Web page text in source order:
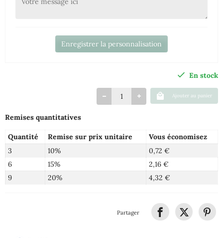
Enregistrer la personnalisation
En stock
Ajouter au panier
Remises quantitatives
Quantité Remise sur prix unitaire
Vous économisez
3
10%
0,72 €
6
15%
2,16 €
9
20% 4,32 €
Partager